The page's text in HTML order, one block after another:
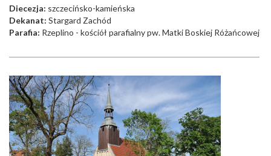
Diecezja: szczecińsko-kamieńska
Dekanat: Stargard Zachód
Parafia: Rzeplino - kościół parafialny pw. Matki Boskiej Różańcowej